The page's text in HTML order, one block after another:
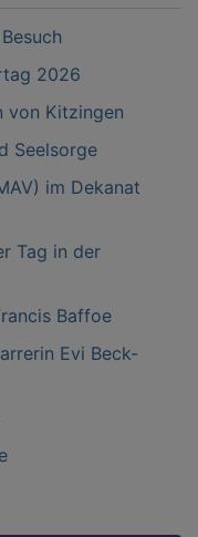
2026
von Kitzingen
Seelsorge
im Dekanat
Tag in der
Baffoe
Evi Beck-